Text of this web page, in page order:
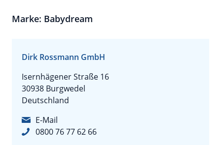
Marke: Babydream
Dirk Rossmann GmbH
Isernhägener Straße 16
30938 Burgwedel
Deutschland
E-Mail
0800 76 77 62 66